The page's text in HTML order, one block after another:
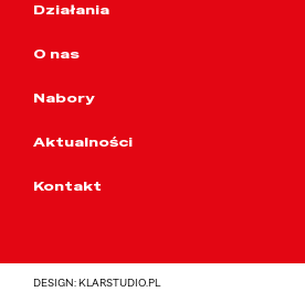
Działania
O nas
Nabory
Aktualności
Kontakt
DESIGN: KLARSTUDIO.PL